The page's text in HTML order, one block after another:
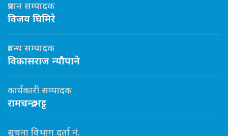
प्रधान सम्पादक
विजय घिमिरे
प्रबन्ध सम्पादक
विकासराज न्यौपाने
कार्यकारी सम्पादक
रामचन्द्र भट्ट
सूचना विभाग दर्ता नं.